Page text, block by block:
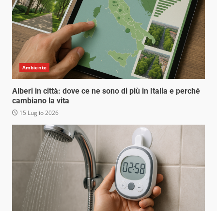
Ambiente
Alberi in città: dove ce ne sono di più in Italia e perché
cambiano la vita
15 Luglio 2026